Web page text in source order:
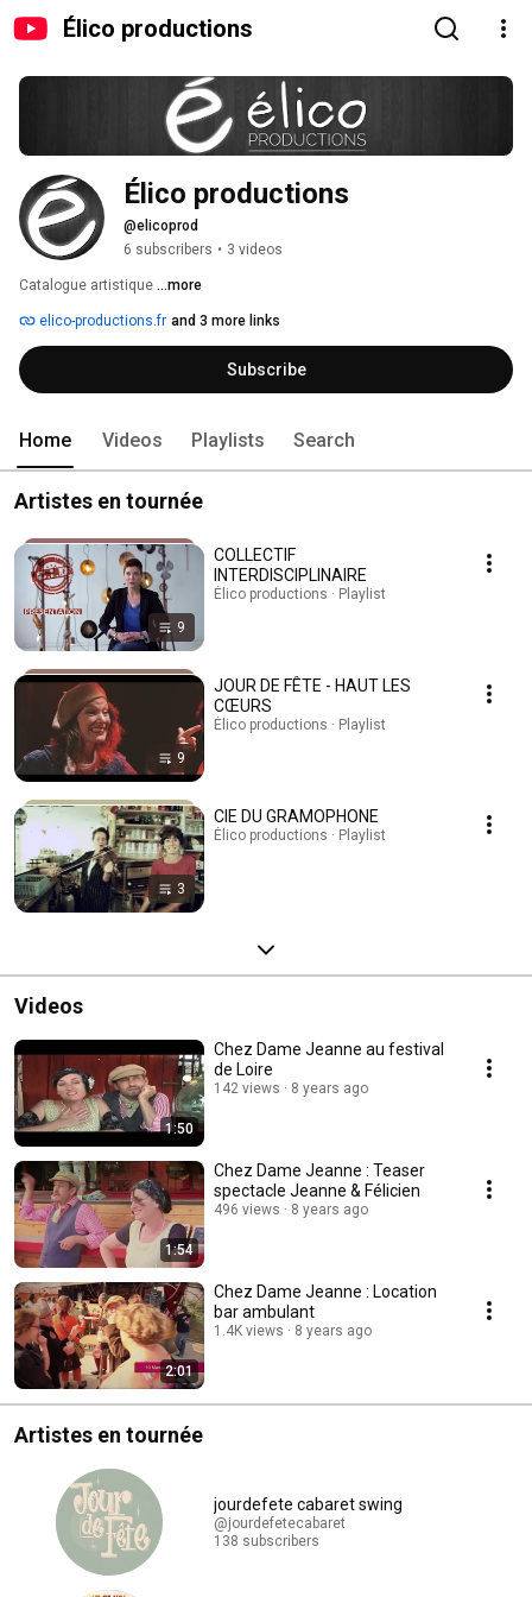
Élico productions
Élico productions
@elicoprod
6 subscribers • 3 videos
Catalogue artistique ...more
elico-productions.fr and 3 more links
Subscribe
Home Videos Playlists Search
Artistes en tournée
9
COLLECTIF
INTERDISCIPLINAIRE
Élico productions · Playlist
9
JOUR DE FÊTE - HAUT LES
CŒURS
Élico productions · Playlist
3
CIE DU GRAMOPHONE
Élico productions · Playlist
Videos
1:50
Chez Dame Jeanne au festival
de Loire
142 views 8 years ago
1:54
Chez Dame Jeanne : Teaser
spectacle Jeanne & Félicien
496 views 8 years ago
2:01
Chez Dame Jeanne : Location
bar ambulant
1.4K views 8 years ago
Artistes en tournée
jourdefete cabaret swing
@jourdefetecabaret
138 subscribers